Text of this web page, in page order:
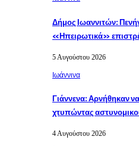
Δήμος Ιωαννιτών:
«Ηπειρωτικά»
5 Αυγούστου 2026
Ιωάννινα
Γιάννενα: Αρνήθηκαν
χτυπώντας
4 Αυγούστου 2026